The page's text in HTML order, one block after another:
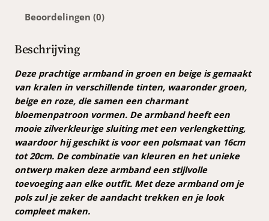
n
e
i
g
e
a
a
n
t
a
l
Beoordelingen (0)
Beschrijving
Deze prachtige armband in groen en beige is gemaakt
van kralen in verschillende tinten, waaronder groen,
beige en roze, die samen een charmant
bloemenpatroon vormen. De armband heeft een
mooie zilverkleurige sluiting met een verlengketting,
waardoor hij geschikt is voor een polsmaat van 16cm
tot 20cm. De combinatie van kleuren en het unieke
ontwerp maken deze armband een stijlvolle
toevoeging aan elke outfit. Met deze armband om je
pols zul je zeker de aandacht trekken en je look
compleet maken.